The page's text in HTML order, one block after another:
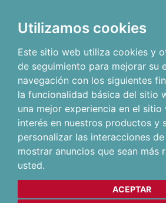
Utilizamos cookies
Este sitio web utiliza cookies y
de seguimiento para mejorar su
navegación con los siguientes
la funcionalidad básica del sitio
una mejor experiencia en el sitio
interés en nuestros productos y
personalizar las interacciones
mostrar anuncios que sean más
usted.
ACEPTAR